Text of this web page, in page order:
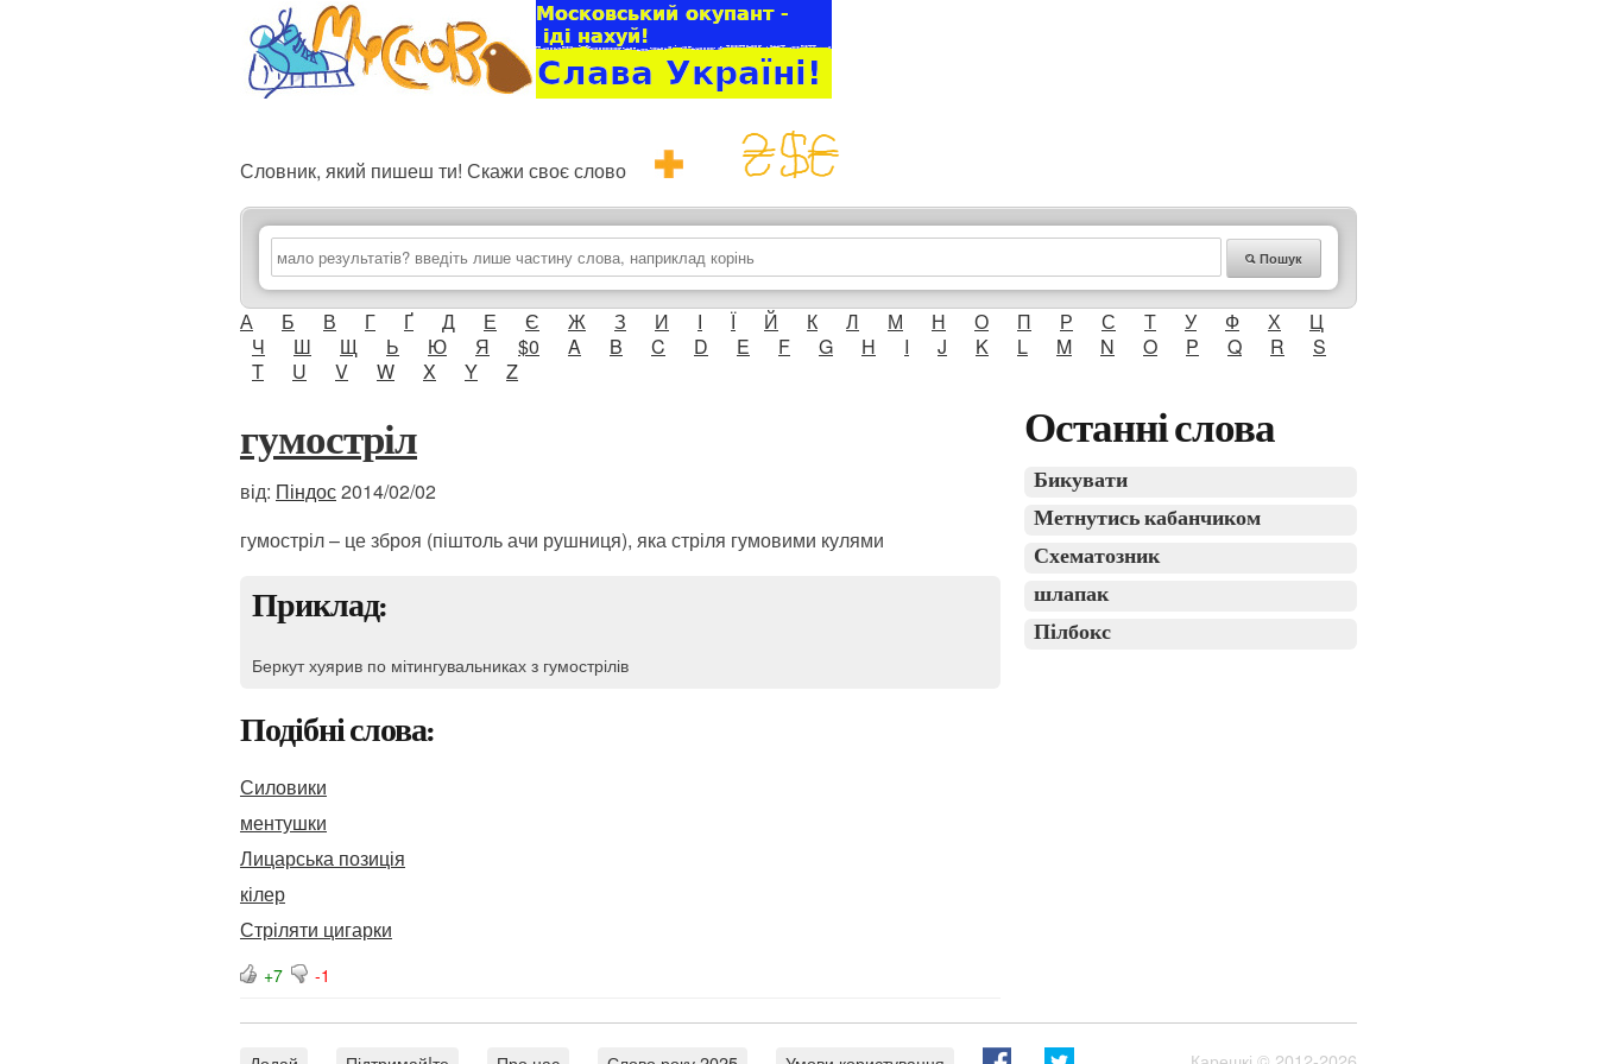
Словник, який пишеш ти! Скажи своє слово
Пошук
А Б В Г Ґ Д Е Є Ж З И І Ї Й К Л М Н О П Р С Т У Ф Х
Ц
Ч
Ш Щ Ь Ю Я $0 A B C D E F G H I J K L M N O P Q R
S
T
U V W X Y Z
гумостріл
від: Піндос2014/02/02
гумостріл – це зброя (піштоль ачи рушниця), яка стріля гумовими кулями
Приклад:
Беркут хуярив по мітингувальниках з гумострілів
Подібні слова:
Силовики
ментушки
Лицарська позиція
кілер
Стріляти цигарки
+7 -1
Останні слова
Бикувати
Метнутись кабанчиком
Схематозник
шлапак
Пілбокс